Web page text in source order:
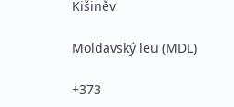
Kišiněv
Moldavský leu (MDL)
+373